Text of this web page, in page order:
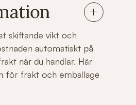
skiftande vikt och
automatiskt på
när du handlar. Här
för frakt och emballage